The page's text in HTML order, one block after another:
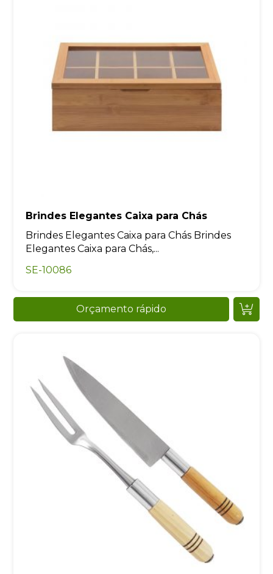
Brindes Elegantes Caixa para Chás
Brindes Elegantes Caixa para Chás Brindes
Elegantes Caixa para Chás,...
SE-10086
Orçamento rápido